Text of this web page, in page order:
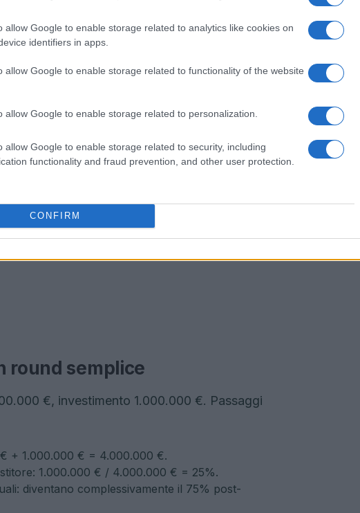
allow Google to enable storage related to analytics like cookies on
identifiers in apps.
allow Google to enable storage related to functionality of the website
allow Google to enable storage related to personalization.
allow Google to enable storage related to security, including
functionality and fraud prevention, and other user protection.
CONFIRM
Se il fondatore deteneva il 100% prima
su 5 M€ post-money, la sua partecipazione
valore, ma ridistribuisce la
implicito delle azioni.
round semplice
€, investimento 1.000.000 €. Passaggi
+ 1.000.000 € = 4.000.000 €.
1.000.000 € / 4.000.000 € = 25%.
diventano complessivamente il 75% post-